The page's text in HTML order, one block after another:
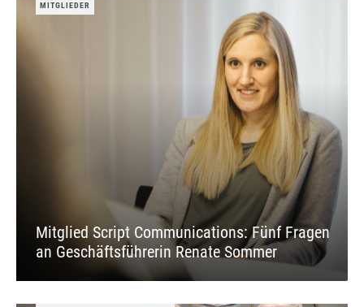
MITGLIEDER
Mitglied Script Communications: Fünf Fragen
an Geschäftsführerin Renate Sommer